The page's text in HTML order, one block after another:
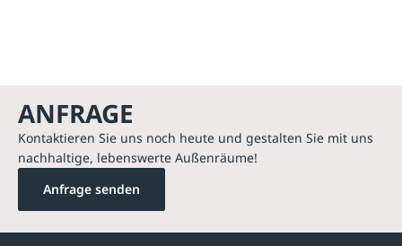
ANFRAGE
Kontaktieren Sie uns noch heute und gestalten Sie mit uns
nachhaltige, lebenswerte Außenräume!
Anfrage senden